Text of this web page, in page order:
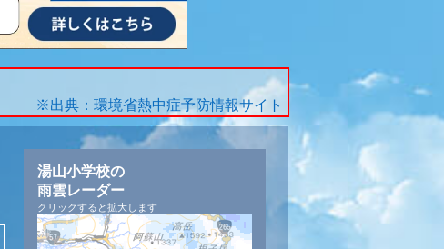
※出典：環境省熱中症予防情報サイト
湯山小学校の
雨雲レーダー
クリックすると拡大します